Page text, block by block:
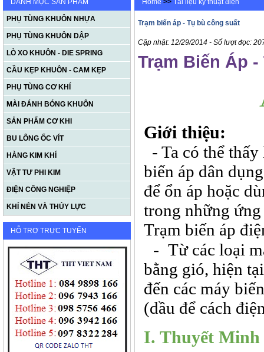
DANH MỤC SẢN PHẨM
PHỤ TÙNG KHUÔN NHỰA
PHỤ TÙNG KHUÔN DẬP
LÒ XO KHUÔN - DIE SPRING
CẦU KẸP KHUÔN - CAM KẸP
PHỤ TÙNG CƠ KHÍ
MÀI ĐÁNH BÓNG KHUÔN
SẢN PHẨM CƠ KHI
BU LÔNG ỐC VÍT
HÀNG KIM KHÍ
VẬT TƯ PHI KIM
ĐIỆN CÔNG NGHIỆP
KHÍ NÉN VÀ THỦY LỰC
HỖ TRỢ TRỰC TUYẾN
Home >> Tài liệu kỹ thuật điện
Trạm biến áp - Tụ bù công suất
Cập nhật: 12/29/2014 - Số lượt đọc:
Trạm Biến Áp
Giới thiệu:
- Ta có thể
biến áp dân
để ổn áp hoặc
trong những
Trạm biến áp
- Từ các loại
bằng gió, hiện
đến các máy
(dầu để cách
I. Thuyết